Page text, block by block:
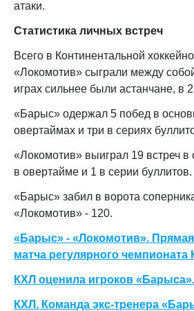
атаки.
Статистика личных встреч
Всего в Континентальной
«Локомотив» сыграли между
играх сильнее были астанчане, в
«Барыс» одержал 5 побед в
овертаймах и три в сериях
«Локомотив» выиграл 19 встреч
в овертайме и 1 в серии буллитов.
«Барыс» забил в ворота
«Локомотив» - 120.
«Барыс» - «Локомотив».
матча регулярного чемпионата
КХЛ оценила игроков
КХЛ. Команда экс-тренера